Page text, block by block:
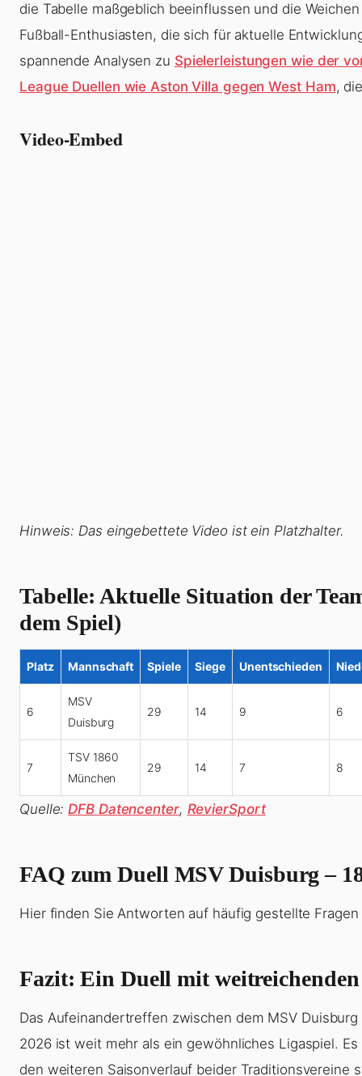
die Tabelle maßgeblich beeinflussen und die
Fußball-Enthusiasten, die sich für aktuelle
spannende Analysen zu Spielerleistungen wie der
League Duellen wie Aston Villa gegen West Ham,
Video-Embed
Hinweis: Das eingebettete Video ist ein Platzhalter.
Tabelle: Aktuelle Situation der
dem Spiel)
Platz Mannschaft Spiele Siege Unentschieden
6
MSV
Duisburg
29 14 9 6
7
TSV 1860
München
29 14 7 8
Quelle:DFB Datencenter, RevierSport
FAQ zum Duell MSV Duisburg –
Hier finden Sie Antworten auf häufig gestellte
Fazit: Ein Duell mit
Das Aufeinandertreffen zwischen dem MSV
2026 ist weit mehr als ein gewöhnliches Ligaspiel.
den weiteren Saisonverlauf beider Traditionsvereine